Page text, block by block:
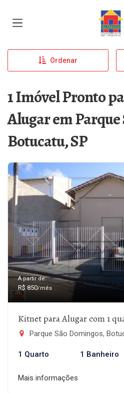
Ordenar
1 Imóvel Pronto
Alugar em
Botucatu, SP
A partir de:
R$ 850/mês
Kitnet para Alugar com 1
Parque São Domingos,
1 Quarto 1 Banheiro
Mais informações